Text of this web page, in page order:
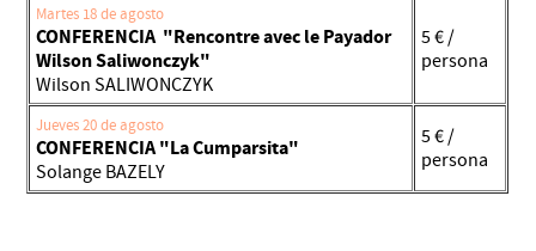
Martes 18 de agosto
CONFERENCIA "Rencontre avec le Payador
Wilson Saliwonczyk"
Wilson SALIWONCZYK
5 € /
persona
Jueves 20 de agosto
CONFERENCIA "La Cumparsita"
Solange BAZELY
5 € /
persona